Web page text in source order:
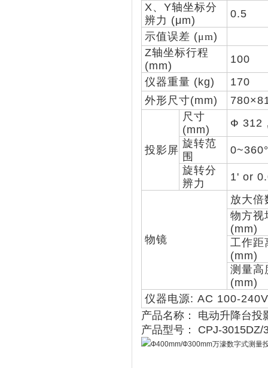
X、Y轴坐标分
辨力 (μm)
0.5
示值误差 (μm)
Z轴坐标行程
(mm)
100
仪器重量 (kg)
170
外形尺寸(mm)
投影屏
尺寸
(mm)
Ф 312
旋转范
围
0~360°
旋转分
辨力
1' or
物镜
放大倍
物方视
(mm)
工作距
(mm)
测量高
(mm)
仪器电源: AC 100-
产品名称： 电动升降台投
产品型号： CPJ-3015DZ/